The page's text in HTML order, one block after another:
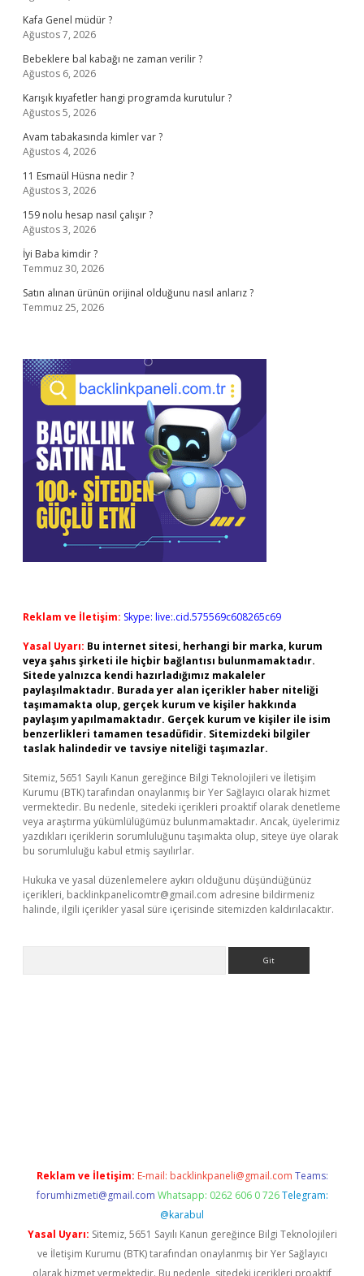
Kafa Genel müdür ?
Ağustos 7, 2026
Bebeklere bal kabağı ne zaman verilir ?
Ağustos 6, 2026
Karışık kıyafetler hangi programda kurutulur ?
Ağustos 5, 2026
Avam tabakasında kimler var ?
Ağustos 4, 2026
11 Esmaül Hüsna nedir ?
Ağustos 3, 2026
159 nolu hesap nasıl çalışır ?
Ağustos 3, 2026
İyi Baba kimdir ?
Temmuz 30, 2026
Satın alınan ürünün orijinal olduğunu nasıl anlarız ?
Temmuz 25, 2026
Reklam ve İletişim: Skype: live:.cid.575569c608265c69
Yasal Uyarı: Bu internet sitesi, herhangi bir marka, kurum
veya şahıs şirketi ile hiçbir bağlantısı bulunmamaktadır.
Sitede yalnızca kendi hazırladığımız makaleler
paylaşılmaktadır. Burada yer alan içerikler haber niteliği
taşımamakta olup, gerçek kurum ve kişiler hakkında
paylaşım yapılmamaktadır. Gerçek kurum ve kişiler ile isim
benzerlikleri tamamen tesadüfidir. Sitemizdeki bilgiler
taslak halindedir ve tavsiye niteliği taşımazlar.
Sitemiz, 5651 Sayılı Kanun gereğince Bilgi Teknolojileri ve İletişim
Kurumu (BTK) tarafından onaylanmış bir Yer Sağlayıcı olarak hizmet
vermektedir. Bu nedenle, sitedeki içerikleri proaktif olarak denetleme
veya araştırma yükümlülüğümüz bulunmamaktadır. Ancak, üyelerimiz
yazdıkları içeriklerin sorumluluğunu taşımakta olup, siteye üye olarak
bu sorumluluğu kabul etmiş sayılırlar.
Hukuka ve yasal düzenlemelere aykırı olduğunu düşündüğünüz
içerikleri, backlinkpanelicomtr@gmail.com adresine bildirmeniz
halinde, ilgili içerikler yasal süre içerisinde sitemizden kaldırılacaktır.
Reklam ve İletişim: E-mail: backlinkpaneli@gmail.com Teams:
forumhizmeti@gmail.com Whatsapp: 0262 606 0 726 Telegram:
@karabul
Yasal Uyarı: Sitemiz, 5651 Sayılı Kanun gereğince Bilgi Teknolojileri
ve İletişim Kurumu (BTK) tarafından onaylanmış bir Yer Sağlayıcı
olarak hizmet vermektedir. Bu nedenle, sitedeki içerikleri proaktif